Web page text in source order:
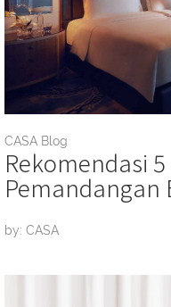
CASA Blog
Rekomendasi
Pemandangan
by: CASA